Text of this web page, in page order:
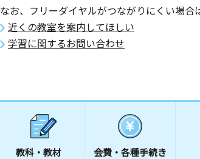
なお、フリーダイヤルがつながりにくい場合
近くの教室を案内してほしい
学習に関するお問い合わせ
教科・教材 会費・ 各種手続き